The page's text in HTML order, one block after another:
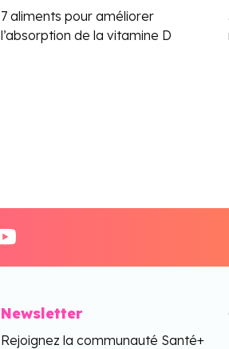
7 aliments pour améliorer
l’absorption de la vitamine D
Newsletter
Rejoignez la communauté Santé+